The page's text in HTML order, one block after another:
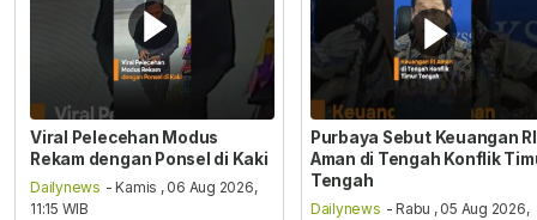
Viral Pelecehan Modus
Rekam dengan Ponsel di Kaki
Dailynews - Kamis , 06 Aug 2026,
11:15 WIB
Purbaya Sebut Keuangan RI
Aman di Tengah Konflik
Tengah
Dailynews - Rabu , 05 Aug 2026,